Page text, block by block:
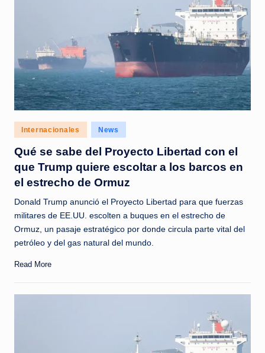
Posted
in
Internacionales News
Qué se sabe del Proyecto Libertad con el
que Trump quiere escoltar a los barcos en
el estrecho de Ormuz
Donald Trump anunció el Proyecto Libertad para que fuerzas
militares de EE.UU. escolten a buques en el estrecho de
Ormuz, un pasaje estratégico por donde circula parte vital del
petróleo y del gas natural del mundo.
Read More